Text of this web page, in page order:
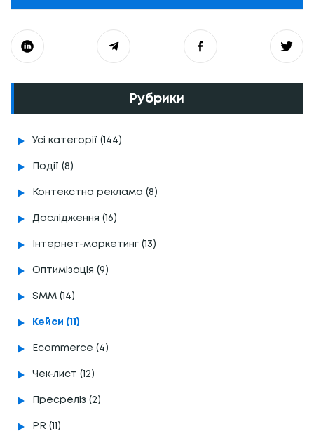
Рубрики
Усі категорії (144)
Події (8)
Контекстна реклама (8)
Дослідження (16)
Інтернет-маркетинг (13)
Оптимізація (9)
SMM (14)
Кейси (11)
Ecommerce (4)
Чек-лист (12)
Пресреліз (2)
PR (11)